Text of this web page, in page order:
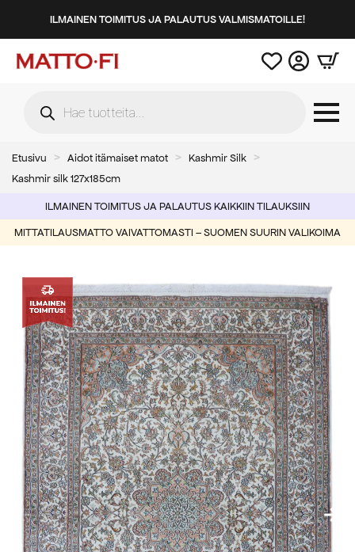
ILMAINEN TOIMITUS JA PALAUTUS VALMISMATOILLE!
search
Etusivu Aidot itämaiset matot
Kashmir Silk
Kashmir silk 127x185cm
ILMAINEN TOIMITUS JA PALAUTUS KAIKKIIN TILAUKSIIN
MITTATILAUSMATTO VAIVATTOMASTI – SUOMEN SUURIN VALIKOIMA
-50%